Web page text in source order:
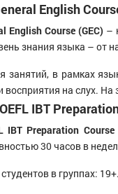
English
English Сourse (GEC) –
знания языка – от
занятий, в рамках
восприятия на слух.
IBT
IBT Preparation
30 часов в
в группах: 19+.